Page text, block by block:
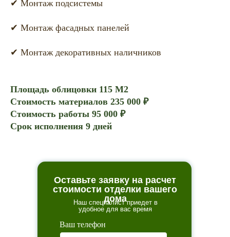
✔ Монтаж подсистемы
✔ Монтаж фасадных панелей
✔ Монтаж декоративных наличников
Площадь облицовки 115 М2
Стоимость материалов 235 000 ₽
Стоимость работы 95 000 ₽
Срок исполнения 9 дней
Ваш телефон
Оставьте заявку на расчет
стоимости отделки вашего
дома
Наш специалист приедет в
удобное для вас время